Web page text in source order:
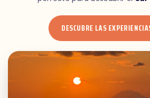
DESCUBRE LAS